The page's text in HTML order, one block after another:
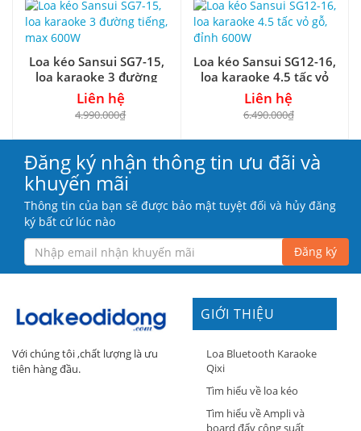
Loa kéo Sansui SG7-15,
loa karaoke 3 đường
tiếng, max 600W
Liên hệ
4.990.000₫
Loa kéo Sansui SG12-16,
loa karaoke 4.5 tấc vỏ
gỗ, đỉnh 600W
Liên hệ
6.490.000₫
Đăng ký nhận thông tin ưu đãi và
khuyến mãi
Thông tin của bạn sẽ được bảo mật tuyệt đối và hủy đăng
ký bất cứ lúc nào
Đăng ký
Với chúng tôi ,chất lượng là ưu
tiên hàng đầu.
GIỚI THIỆU
Loa Bluetooth Karaoke
Qixi
Tìm hiểu về loa kéo
Tìm hiểu về Ampli và
board đẩy công suất